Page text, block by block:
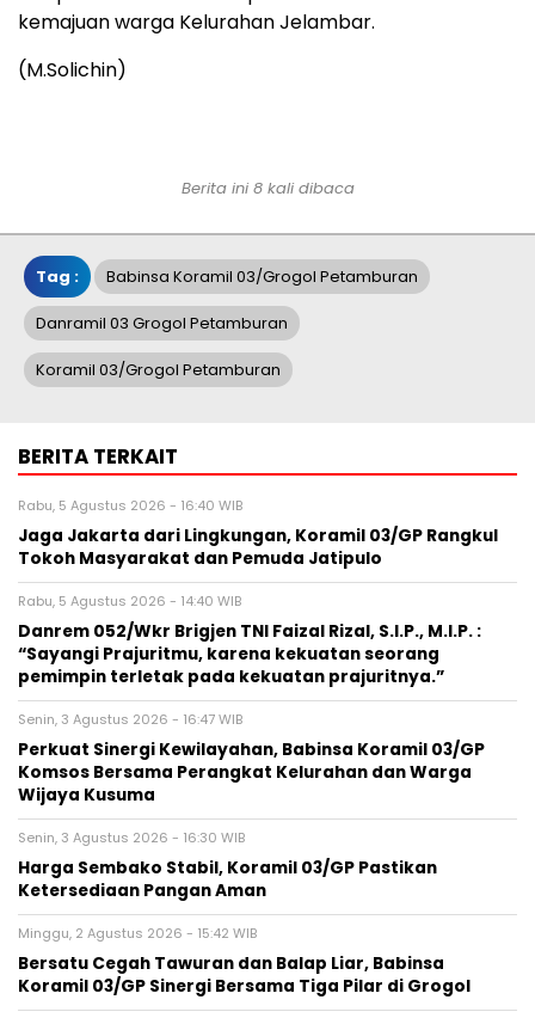
kemajuan warga Kelurahan Jelambar.
(M.Solichin)
Berita ini 8 kali dibaca
Tag : Babinsa Koramil 03/Grogol Petamburan
Danramil 03 Grogol Petamburan
Koramil 03/Grogol Petamburan
BERITA TERKAIT
Rabu, 5 Agustus 2026 - 16:40 WIB
Jaga Jakarta dari Lingkungan, Koramil 03/GP Rangkul
Tokoh Masyarakat dan Pemuda Jatipulo
Rabu, 5 Agustus 2026 - 14:40 WIB
Danrem 052/Wkr Brigjen TNI Faizal Rizal, S.I.P., M.I.P. :
“Sayangi Prajuritmu, karena kekuatan seorang
pemimpin terletak pada kekuatan prajuritnya.”
Senin, 3 Agustus 2026 - 16:47 WIB
Perkuat Sinergi Kewilayahan, Babinsa Koramil 03/GP
Komsos Bersama Perangkat Kelurahan dan Warga
Wijaya Kusuma
Senin, 3 Agustus 2026 - 16:30 WIB
Harga Sembako Stabil, Koramil 03/GP Pastikan
Ketersediaan Pangan Aman
Minggu, 2 Agustus 2026 - 15:42 WIB
Bersatu Cegah Tawuran dan Balap Liar, Babinsa
Koramil 03/GP Sinergi Bersama Tiga Pilar di Grogol